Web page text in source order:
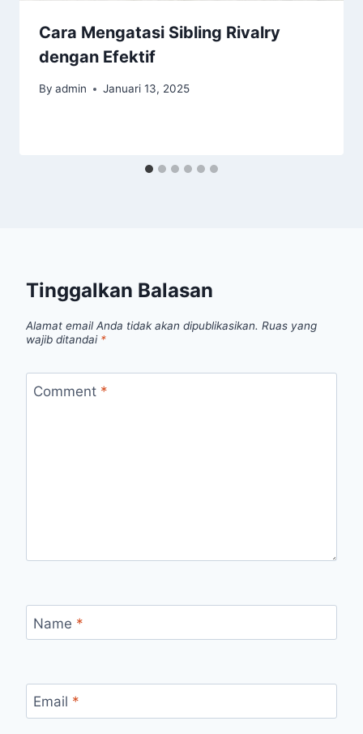
Cara Mengatasi Sibling Rivalry
dengan Efektif
By admin Januari 13, 2025
Tinggalkan Balasan
Alamat email Anda tidak akan dipublikasikan. Ruas yang
wajib ditandai *
Comment *
Name *
Email *